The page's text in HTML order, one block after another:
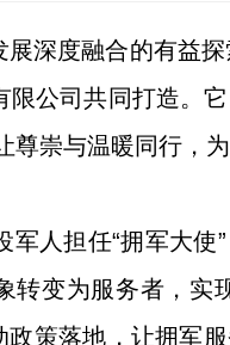
深度融合的有益
公司共同打造。
尊崇与温暖同行，
人担任“拥军大使
变为服务者，实
策落地，让拥军